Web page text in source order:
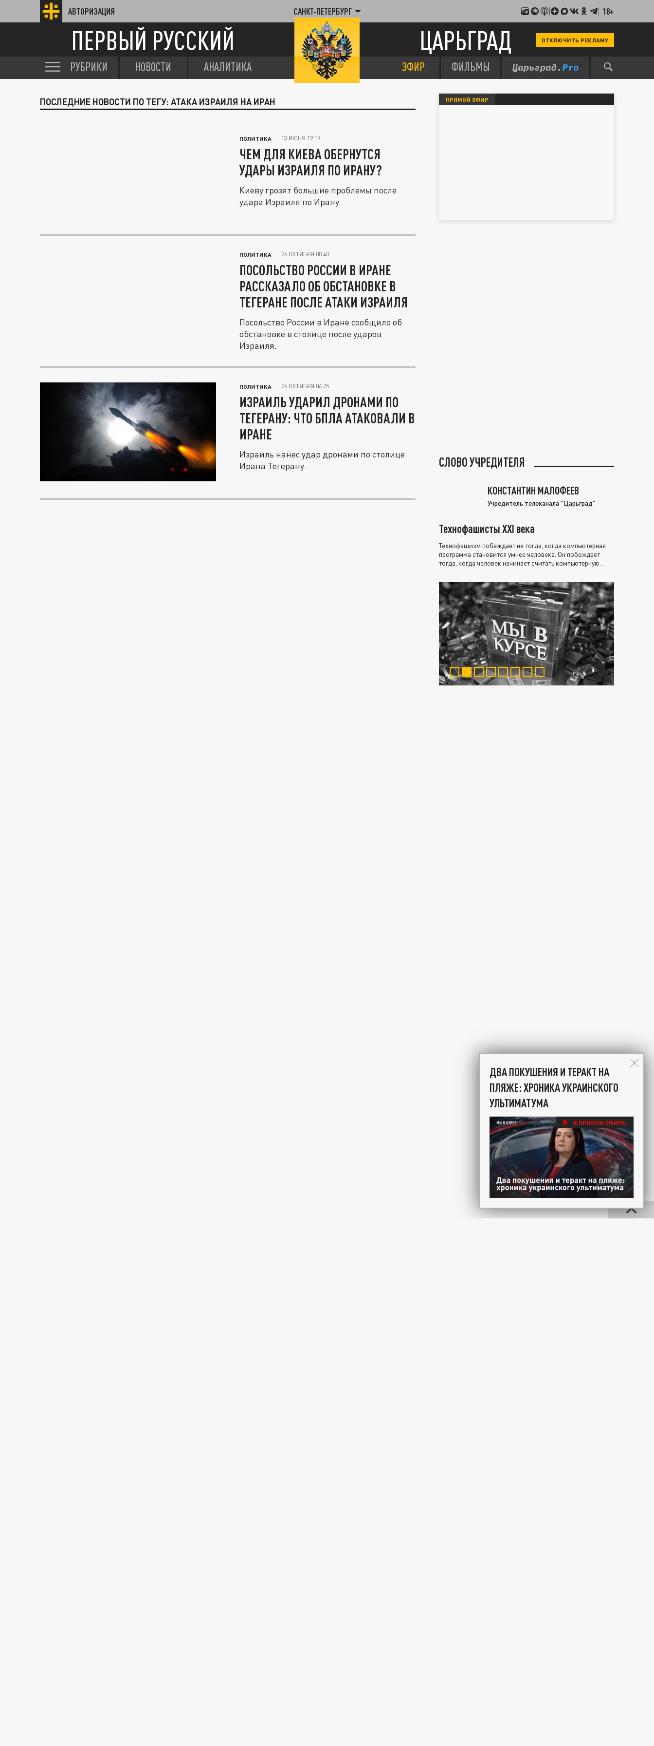
АВТОРИЗАЦИЯ САНКТ-ПЕТЕРБУРГ 18+
ПЕРВЫЙ РУССКИЙ ЦАРЬГРАД ОТКЛЮЧИТЬ РЕКЛАМУ
РУБРИКИ НОВОСТИ АНАЛИТИКА ЭФИР ФИЛЬМЫ
ПОСЛЕДНИЕ НОВОСТИ ПО ТЕГУ: АТАКА ИЗРАИЛЯ НА ИРАН
ПОЛИТИКА 13 ИЮНЯ 19:19
ЧЕМ ДЛЯ КИЕВА ОБЕРНУТСЯ
УДАРЫ ИЗРАИЛЯ ПО ИРАНУ?
Киеву грозят большие проблемы после
удара Израиля по Ирану.
ПОЛИТИКА 26 ОКТЯБРЯ 08:40
ПОСОЛЬСТВО РОССИИ В ИРАНЕ
РАССКАЗАЛО ОБ ОБСТАНОВКЕ В
ТЕГЕРАНЕ ПОСЛЕ АТАКИ ИЗРАИЛЯ
Посольство России в Иране сообщило об
обстановке в столице после ударов
Израиля.
ПОЛИТИКА 26 ОКТЯБРЯ 06:25
ИЗРАИЛЬ УДАРИЛ ДРОНАМИ ПО
ТЕГЕРАНУ: ЧТО БПЛА АТАКОВАЛИ В
ИРАНЕ
Израиль нанес удар дронами по столице
Ирана Тегерану.
ПРЯМОЙ ЭФИР
СЛОВО УЧРЕДИТЕЛЯ
КОНСТАНТИН МАЛОФЕЕВ
Учредитель телеканала "Царьград"
Технофашисты XXI века
Технофашизм побеждает не тогда, когда компьютерная
программа становится умнее человека. Он побеждает
тогда, когда человек начинает считать компьютерную
ДВА ПОКУШЕНИЯ И ТЕРАКТ НА
ПЛЯЖЕ: ХРОНИКА УКРАИНСКОГО
УЛЬТИМАТУМА
В ПРЯМОМ ЭФИРЕ: